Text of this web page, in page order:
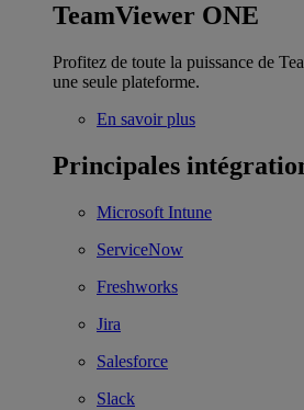
TeamViewer ONE
Profitez de toute la puissance de
une seule plateforme.
En savoir plus
Principales
Microsoft Intune
ServiceNow
Freshworks
Jira
Salesforce
Slack